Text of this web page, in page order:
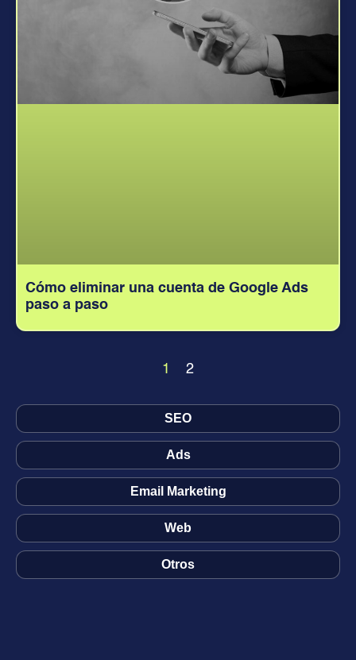
SEO
Ads
Email Marketing
Web
Otros
Cómo eliminar una cuenta de Google Ads
paso a paso
1 2